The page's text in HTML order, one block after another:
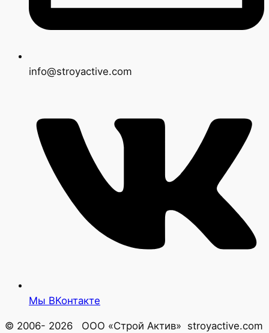
info@stroyactive.com
Мы ВКонтакте
© 2006- 2026 ООО «Строй Актив» stroyactive.com